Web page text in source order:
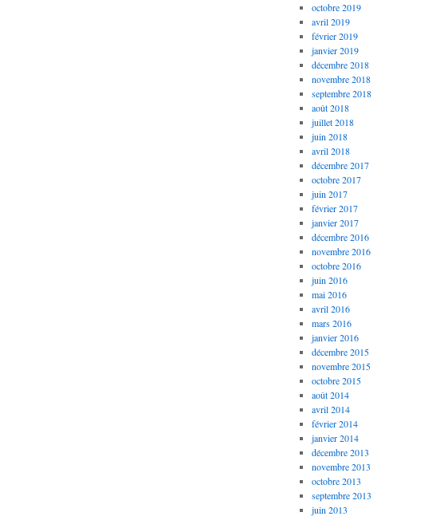
octobre 2019
avril 2019
février 2019
janvier 2019
décembre 2018
novembre 2018
septembre 2018
août 2018
juillet 2018
juin 2018
avril 2018
décembre 2017
octobre 2017
juin 2017
février 2017
janvier 2017
décembre 2016
novembre 2016
octobre 2016
juin 2016
mai 2016
avril 2016
mars 2016
janvier 2016
décembre 2015
novembre 2015
octobre 2015
août 2014
avril 2014
février 2014
janvier 2014
décembre 2013
novembre 2013
octobre 2013
septembre 2013
juin 2013